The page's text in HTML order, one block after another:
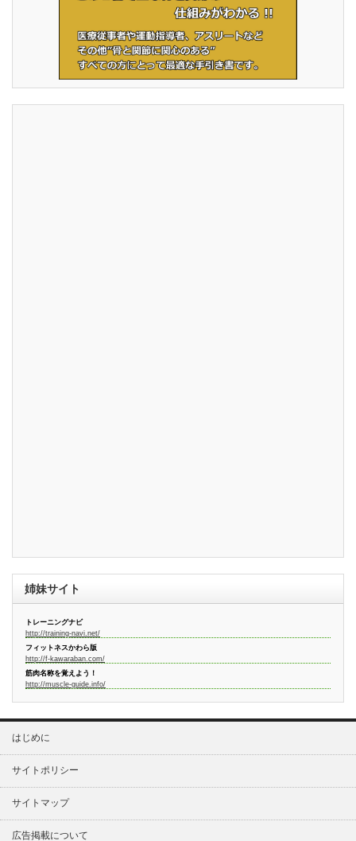
姉妹サイト
トレーニングナビ
http://training-navi.net/
フィットネスかわら版
http://f-kawaraban.com/
筋肉名称を覚えよう！
http://muscle-guide.info/
はじめに
サイトポリシー
サイトマップ
広告掲載について